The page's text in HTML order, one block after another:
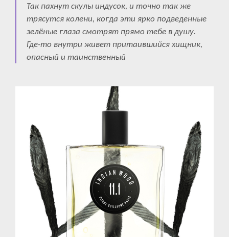
Так пахнут скулы индусок, и точно так же
трясутся колени, когда эти ярко подведенные
зелёные глаза смотрят прямо тебе в душу.
Где-то внутри живет притаившийся хищник,
опасный и таинственный